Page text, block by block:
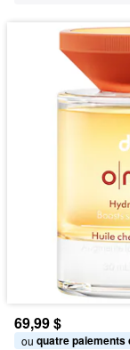
69,99 $
ou quatre paiements